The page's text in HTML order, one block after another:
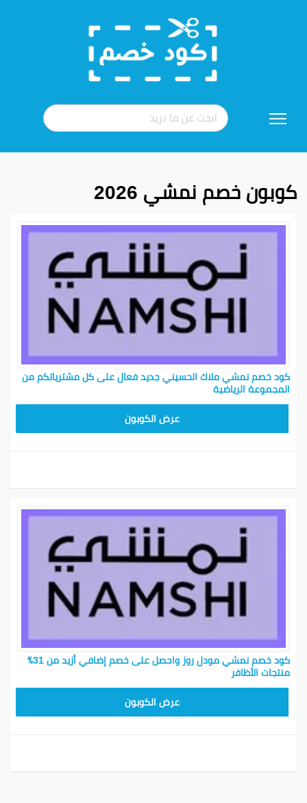
إلى
كوبون خصم نمشي 2026
كود خصم نمشي ملاك الحسيني جديد فعال على كل مشترياتكم من
المجموعة الرياضية
عرض الكوبون
كود خصم نمشي مودل روز واحصل على خصم إضافي أزيد من 31٪
منتجات الأظافر
عرض الكوبون